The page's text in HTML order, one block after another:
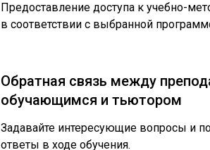
Предоставление доступа к учебно-
в соответствии с выбранной
Обратная связь между
обучающимся и тьютором
Задавайте интересующие вопросы и
ответы в ходе обучения.